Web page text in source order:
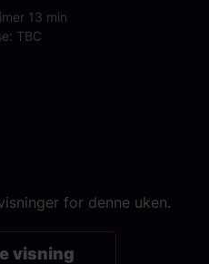
13 min
TBC
for denne uken.
visning